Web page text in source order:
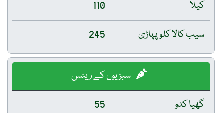
کیلا
110
سیب کالا کلو پہاڑی
245
سبزیوں کے ریٹس
گھیا کدو
55